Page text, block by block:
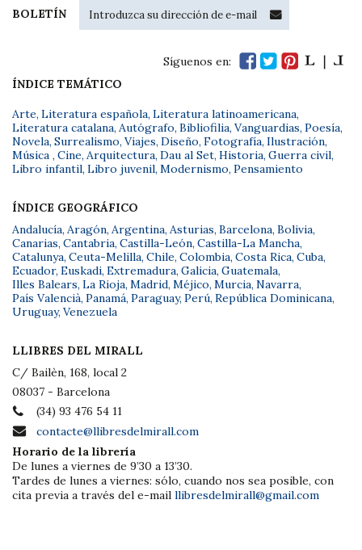
BOLETÍN
Síguenos en:
ÍNDICE TEMÁTICO
Arte, Literatura española, Literatura latinoamericana,
Literatura catalana, Autógrafo, Bibliofilia, Vanguardias, Poesía,
Novela, Surrealismo, Viajes, Diseño, Fotografía, Ilustración,
Música , Cine, Arquitectura, Dau al Set, Historia, Guerra civil,
Libro infantil, Libro juvenil, Modernismo, Pensamiento
ÍNDICE GEOGRÁFICO
Andalucía, Aragón, Argentina, Asturias, Barcelona, Bolivia,
Canarias, Cantabria, Castilla-León, Castilla-La Mancha,
Catalunya, Ceuta-Melilla, Chile, Colombia, Costa Rica, Cuba,
Ecuador, Euskadi, Extremadura, Galicia, Guatemala,
Illes Balears, La Rioja, Madrid, Méjico, Murcia, Navarra,
País Valencià, Panamá, Paraguay, Perú, República Dominicana,
Uruguay, Venezuela
LLIBRES DEL MIRALL
C/ Bailèn, 168, local 2
08037 - Barcelona
(34) 93 476 54 11
contacte@llibresdelmirall.com
Horario de la librería
De lunes a viernes de 9’30 a 13’30.
Tardes de lunes a viernes: sólo, cuando nos sea posible, con
cita previa a través del e-mail llibresdelmirall@gmail.com